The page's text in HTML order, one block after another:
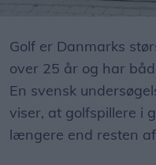
Golf er Danmarks
over 25 år og har
En svensk
viser, at golfspillere i
længere end resten